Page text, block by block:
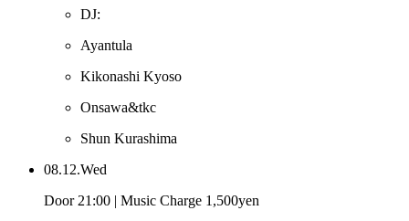
DJ:
Ayantula
Kikonashi Kyoso
Onsawa&tkc
Shun Kurashima
08.12.Wed
Door 21:00 | Music Charge 1,500yen